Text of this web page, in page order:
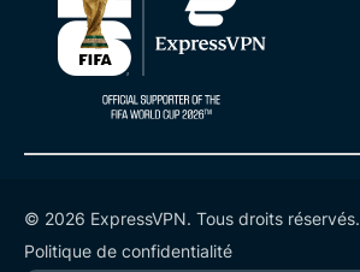
© 2026 ExpressVPN. Tous droits réservés.
Politique de confidentialité